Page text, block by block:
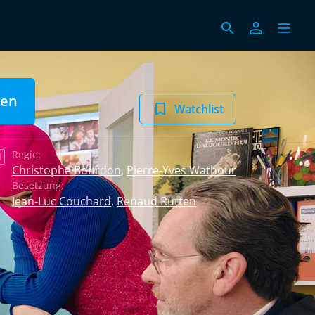
Watchlist
Regie:
Christophe Bourdon, Pierre-Yves Wathour
Besetzung:
Jean-Luc Couchard,Renaud Rutten